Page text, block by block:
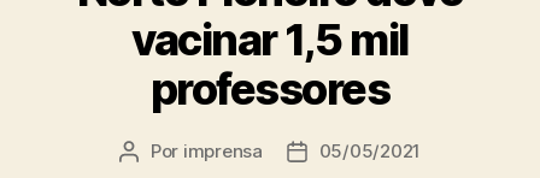
vacinar 1,5 mil
professores
Autor
Por imprensa
Data05/05/2021